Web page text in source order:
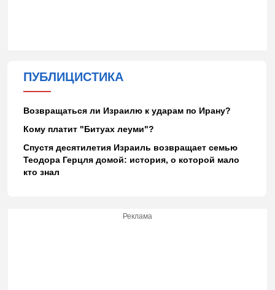
ПУБЛИЦИСТИКА
Возвращаться ли Израилю к ударам по Ирану?
Кому платит "Битуах леуми"?
Спустя десятилетия Израиль возвращает семью
Теодора Герцля домой: история, о которой мало
кто знал
Реклама